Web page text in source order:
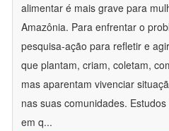
alimentar é mais grave para
Amazônia. Para enfrentar o
pesquisa-ação para refletir e
que plantam, criam, coletam,
mas aparentam vivenciar
nas suas comunidades.
em q...